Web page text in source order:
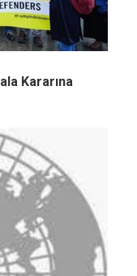
Kararına